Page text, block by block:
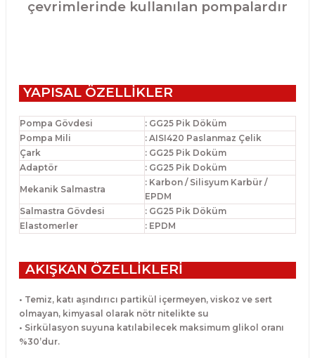
çevrimlerinde kullanılan pompalardır
YAPISAL ÖZELLİKLER
Pompa Gövdesi
: GG25 Pik Döküm
Pompa Mili
: AISI420 Paslanmaz Çelik
Çark
: GG25 Pik Doküm
Adaptör
: GG25 Pik Doküm
Mekanik Salmastra
: Karbon / Silisyum Karbür /
EPDM
Salmastra Gövdesi
: GG25 Pik Döküm
Elastomerler
: EPDM
AKIŞKAN ÖZELLİKLERİ
• Temiz, katı aşındırıcı partikül içermeyen, viskoz ve sert
olmayan, kimyasal olarak nötr nitelikte su
• Sirkülasyon suyuna katılabilecek maksimum glikol oranı
%30’dur.